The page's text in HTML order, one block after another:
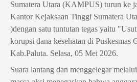
Sumatera Utara (KAMPUS) turun ke
Kantor Kejaksaan Tinggi Sumatera
)dengan satu tuntutan tegas yaitu
korupsi dana kesehatan di Puskesmas
Kab.Paluta. Selasa, 05 Mei 2026.
Suara lantang dan menggelegar